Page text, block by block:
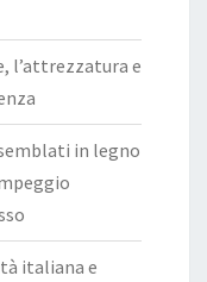
l’attrezzatura e
in legno
italiana e